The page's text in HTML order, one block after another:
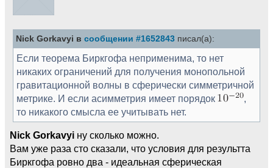
Nick Gorkavyi в сообщении #1652843 писал(а):
Если теорема Биркгофа неприменима, то нет
никаких ограничений для получения монопольной
гравитационной волны в сферически симметричной
метрике. И если асимметрия имеет порядок
,
то никакого смысла ее учитывать нет.
Nick Gorkavyi ну сколько можно.
Вам уже раза сто сказали, что условия для результта
Биркгофа ровно два - идеальная сферическая